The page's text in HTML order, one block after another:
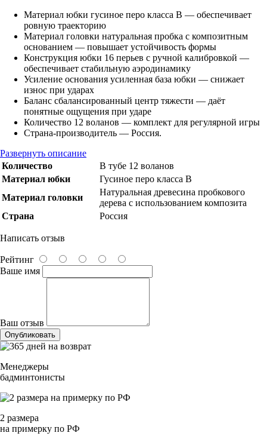
Материал юбки гусиное перо класса B — обеспечивает
ровную траекторию
Материал головки натуральная пробка с композитным
основанием — повышает устойчивость формы
Конструкция юбки 16 перьев с ручной калибровкой —
обеспечивает стабильную аэродинамику
Усиление основания усиленная база юбки — снижает
износ при ударах
Баланс сбалансированный центр тяжести — даёт
понятные ощущения при ударе
Количество 12 воланов — комплект для регулярной игры
Страна-производитель — Россия.
Развернуть описание
Количество
В тубе 12 воланов
Материал юбки
Гусиное перо класса В
Материал головки
Натуральная древесина пробкового
дерева с использованием композита
Страна
Россия
Написать отзыв
Рейтинг
Ваше имя
Ваш отзыв
Опубликовать
Менеджеры
бадминтонисты
2 размера
на примерку по РФ